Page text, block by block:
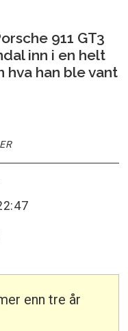
911 GT3
inn i en helt
hva han ble vant
enn tre år